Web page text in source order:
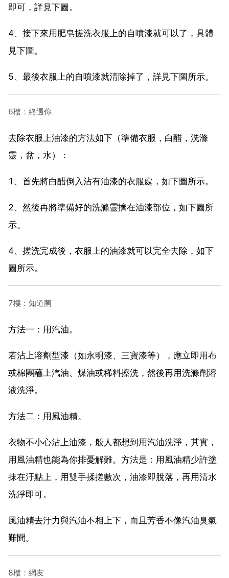
即可，詳見下圖。
4、接下來用肥皂搓洗衣服上的自噴漆就可以了，具體
見下圖。
5、最後衣服上的自噴漆就清除掉了，詳見下圖所示。
6樓：終遇你
去除衣服上油漆的方法如下（準備衣服，白醋，洗滌
靈，盆，水）：
1、首先將白醋倒入沾有油漆的衣服處，如下圖所示。
2、然後再將準備好的洗滌靈擠在油漆部位，如下圖所
示。
4、搓洗完成後，衣服上的油漆就可以完全去除，如下
圖所示。
7樓：知道菌
方法一：用汽油。
若沾上溶劑型漆（如永明漆、三寶漆等），應立即用布
或棉團蘸上汽油、煤油或稀料擦洗，然後再用洗滌劑溶
液洗淨。
方法二：用風油精。
衣物不小心沾上油漆，般人都想到用汽油洗淨，其實，
用風油精也能為你排憂解難。方法是：用風油精少許塗
抹在汙點上，用雙手揉搓數次，油漆即脫落，再用清水
洗淨即可。
風油精去汙力與汽油不相上下，而且芳香不像汽油臭氣
難聞。
8樓：網友